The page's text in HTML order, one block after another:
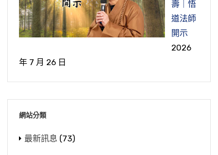
壽｜悟
道法師
開示
2026
年 7 月 26 日
網站分類
最新訊息 (73)